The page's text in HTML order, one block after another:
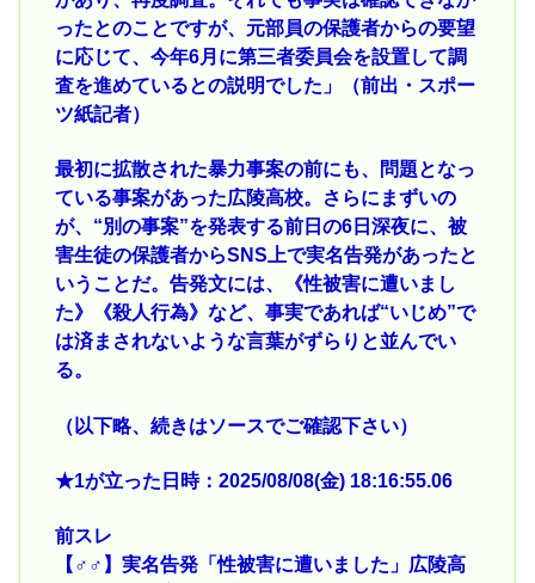
ったとのことですが、元部員の保護者からの要望
に応じて、今年6月に第三者委員会を設置して調
査を進めているとの説明でした」（前出・スポー
ツ紙記者）
最初に拡散された暴力事案の前にも、問題となっ
ている事案があった広陵高校。さらにまずいの
が、“別の事案”を発表する前日の6日深夜に、被
害生徒の保護者からSNS上で実名告発があったと
いうことだ。告発文には、《性被害に遭いまし
た》《殺人行為》など、事実であれば“いじめ”で
は済まされないような言葉がずらりと並んでい
る。
（以下略、続きはソースでご確認下さい）
★1が立った日時：2025/08/08(金) 18:16:55.06
前スレ
【♂♂】実名告発「性被害に遭いました」広陵高